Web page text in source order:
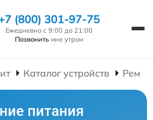
(800) 301-97-75
Ежедневно с 9:00 до 21:00
Позвонить мне утром
Каталог устройств
питания